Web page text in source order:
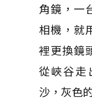
角鏡，一
相機，就
裡更換鏡
從峽谷走
沙，灰色